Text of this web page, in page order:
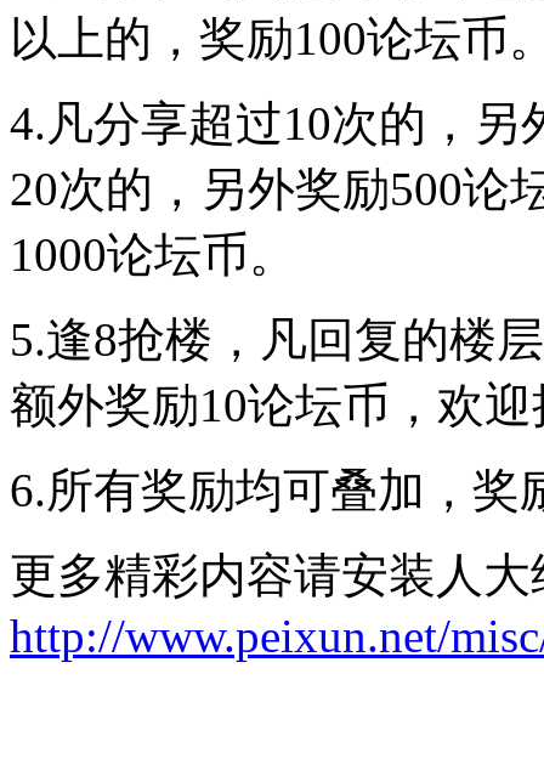
以上的，奖励100论坛币
4.凡分享超过10次的，
20次的，另外奖励500论
1000论坛币。
5.逢8抢楼，凡回复的楼
额外奖励10论坛币，欢
6.所有奖励均可叠加，奖
更多精彩内容请安装人
http://www.peixun.net/